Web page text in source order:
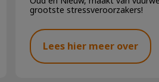
grootste stressveroorzakers!
Lees hier meer over